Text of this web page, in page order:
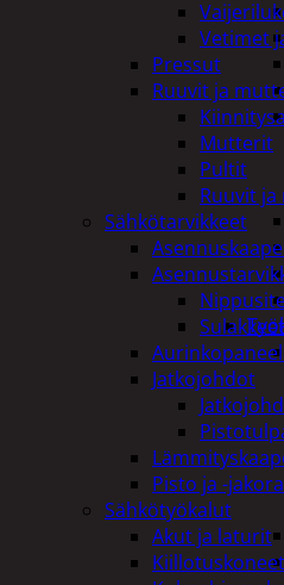
Vetimet
Pressut
Ruuvit ja
Mutterit
Pultit
Ruuvit
Sähkötarvikkeet
Jatkojohdot
Pisto ja -
Sähkötyökalut
Akut ja laturit
Kiillotuskoneet